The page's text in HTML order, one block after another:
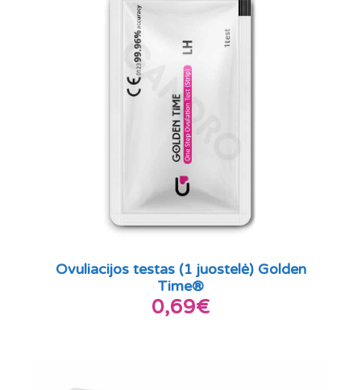
Ovuliacijos testas (1 juostelė) Golden
Time®
0,69€